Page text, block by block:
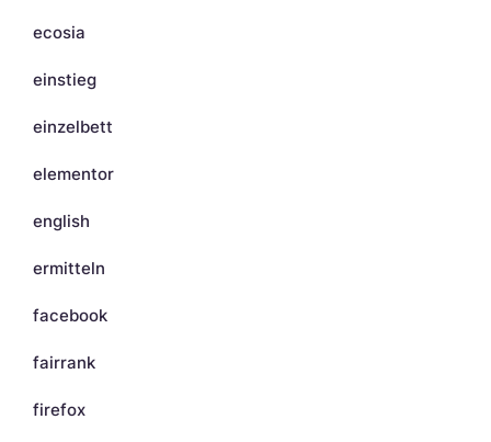
ecosia
einstieg
einzelbett
elementor
english
ermitteln
facebook
fairrank
firefox